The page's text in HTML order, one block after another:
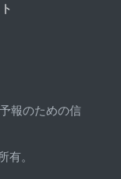
報のための信
有。